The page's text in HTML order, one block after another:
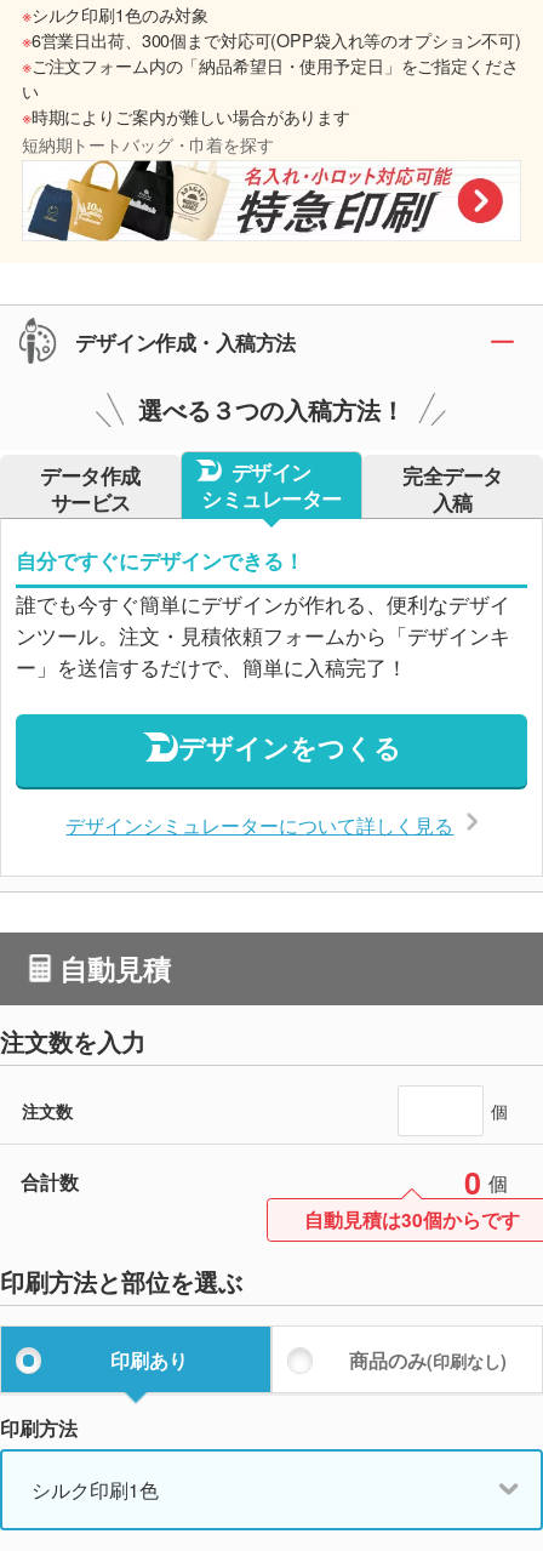
※シルク印刷1色のみ対象
※6営業日出荷、300個まで対応可(OPP袋入れ等のオプション不可)
※ご注文フォーム内の「納品希望日・使用予定日」をご指定くださ
い
※時期によりご案内が難しい場合があります
短納期トートバッグ・巾着を探す
デザイン作成・入稿方法
選べる３つの入稿方法！
データ作成
サービス
デザイン
シミュレーター
完全データ
入稿
自分ですぐにデザインできる！
誰でも今すぐ簡単にデザインが作れる、便利なデザイ
ンツール。注文・見積依頼フォームから「デザインキ
ー」を送信するだけで、簡単に入稿完了！
デザインをつくる
デザインシミュレーターについて詳しく見る
自動見積
注文数を入力
注文数 個
合計数 0 個
自動見積は30個からです
印刷方法と部位を選ぶ
印刷あり 商品のみ(印刷なし)
印刷方法
シルク印刷1色